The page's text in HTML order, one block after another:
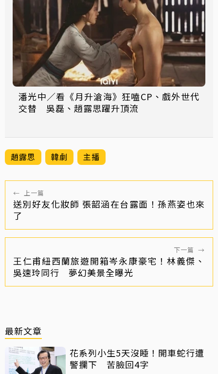
潘光中／看《月升滄海》狂嗑CP、戲外世代
交替 吳磊、趙露思躍升頂流
趙露思 韓劇 主播
← 上一篇
送別好友化妝師 張韶涵在台露面！孫燕姿也來
了
下一篇 →
王仁甫紐西蘭旅遊開箱岑永康豪宅！林義傑、
吳速玲同行 夢幻美景全曝光
最新文章
花系列小生5天沒睡！開車蛇行遭
警攔下 苦臉回4字